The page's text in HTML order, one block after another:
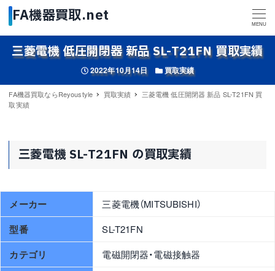
MENU
三菱電機 低圧開閉器 新品 SL-T21FN 買取実績
投稿日
2022年10月14日 カテゴリー
買取実績
FA機器買取ならReyoustyle 買取実績
三菱電機 低圧開閉器 新品 SL-T21FN 買
取実績
三菱電機 SL-T21FN の買取実績
メーカー 三菱電機（MITSUBISHI）
型番 SL-T21FN
カテゴリ 電磁開閉器・電磁接触器